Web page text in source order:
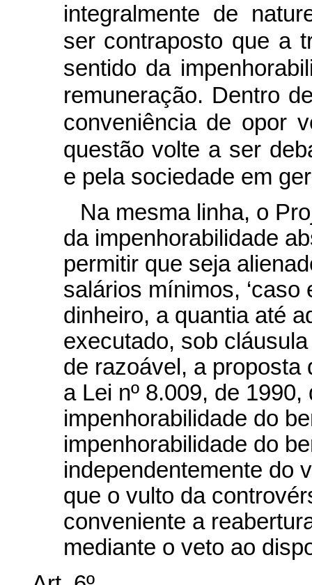
integralmente de
ser contraposto que a
sentido da
remuneração. Dentro
conveniência de opor
questão volte a ser
e pela sociedade em
Na mesma linha, o
da impenhorabilidade
permitir que seja
salários mínimos,
dinheiro, a quantia até
executado, sob
de razoável, a proposta
a Lei nº 8.009, de 1990,
impenhorabilidade do
impenhorabilidade do
independentemente do
que o vulto da
conveniente a
mediante o veto ao